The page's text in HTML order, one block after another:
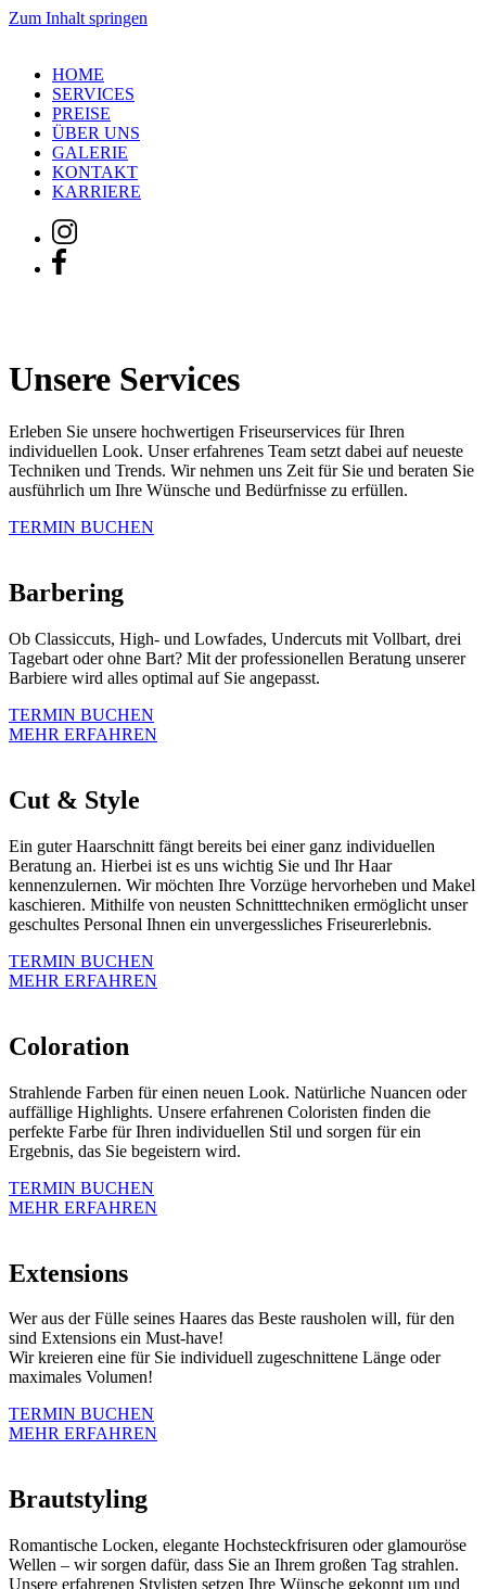
Zum Inhalt springen
HOME
SERVICES
PREISE
ÜBER UNS
GALERIE
KONTAKT
KARRIERE
Unsere Services
Erleben Sie unsere hochwertigen Friseurservices für Ihren
individuellen Look. Unser erfahrenes Team setzt dabei auf neueste
Techniken und Trends. Wir nehmen uns Zeit für Sie und beraten Sie
ausführlich um Ihre Wünsche und Bedürfnisse zu erfüllen.
TERMIN BUCHEN
Barbering
Ob Classiccuts, High- und Lowfades, Undercuts mit Vollbart, drei
Tagebart oder ohne Bart? Mit der professionellen Beratung unserer
Barbiere wird alles optimal auf Sie angepasst.
TERMIN BUCHEN
MEHR ERFAHREN
Cut & Style
Ein guter Haarschnitt fängt bereits bei einer ganz individuellen
Beratung an. Hierbei ist es uns wichtig Sie und Ihr Haar
kennenzulernen. Wir möchten Ihre Vorzüge hervorheben und Makel
kaschieren. Mithilfe von neusten Schnitttechniken ermöglicht unser
geschultes Personal Ihnen ein unvergessliches Friseurerlebnis.
TERMIN BUCHEN
MEHR ERFAHREN
Coloration
Strahlende Farben für einen neuen Look. Natürliche Nuancen oder
auffällige Highlights. Unsere erfahrenen Coloristen finden die
perfekte Farbe für Ihren individuellen Stil und sorgen für ein
Ergebnis, das Sie begeistern wird.
TERMIN BUCHEN
MEHR ERFAHREN
Extensions
Wer aus der Fülle seines Haares das Beste rausholen will, für den
sind Extensions ein Must-have!
Wir kreieren eine für Sie individuell zugeschnittene Länge oder
maximales Volumen!
TERMIN BUCHEN
MEHR ERFAHREN
Brautstyling
Romantische Locken, elegante Hochsteckfrisuren oder glamouröse
Wellen – wir sorgen dafür, dass Sie an Ihrem großen Tag strahlen.
Unsere erfahrenen Stylisten setzen Ihre Wünsche gekonnt um und